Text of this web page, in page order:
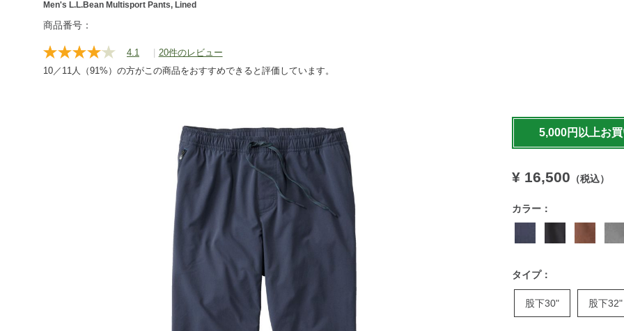
Men's L.L.Bean Multisport Pants, Lined
https://www.llbean.co.jp/mens/bottoms/active-
商品番号：
4.1
レ
ビ
ク。
| 20件のレビュー
10／11人（91%）の方がこの商品をおすすめできると評価しています。
5,000円以上お
¥ 16,500 （税込）
カラー：
タイプ：
股下30" 股下32"